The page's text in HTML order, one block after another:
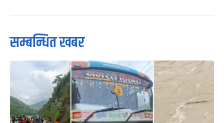
सम्बन्धित खबर